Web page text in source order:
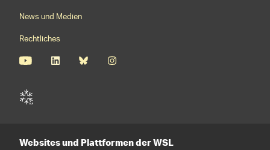
News und Medien
Rechtliches
Websites und Plattformen der WSL